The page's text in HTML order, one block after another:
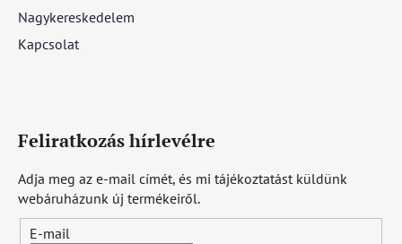
Nagykereskedelem
Kapcsolat
Feliratkozás hírlevélre
Adja meg az e-mail címét, és mi tájékoztatást küldünk
webáruházunk új termékeiről.
E-mail